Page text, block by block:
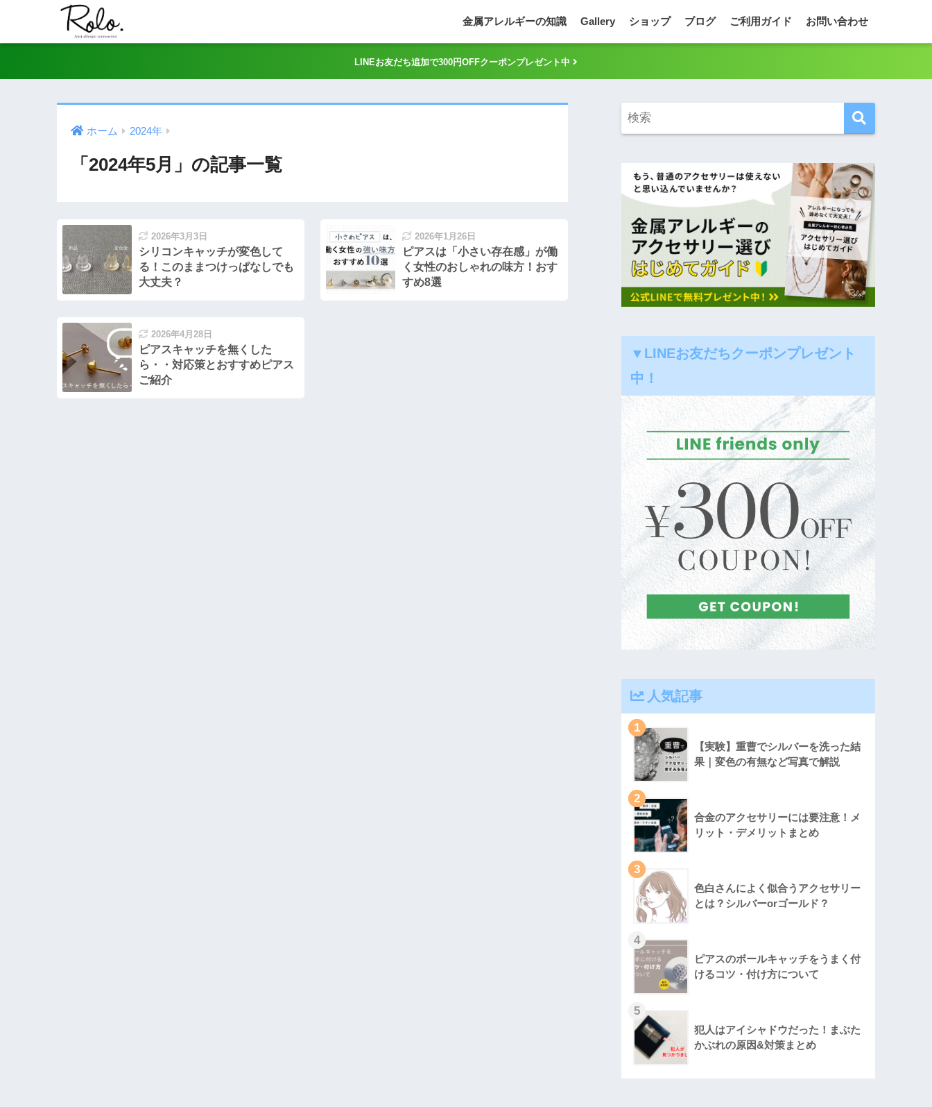
金属アレルギーの知識 Gallery ショップ ブログ ご利用ガイド お問い合わせ
LINEお友だち追加で300円OFFクーポンプレゼント中
ホーム 2024年
「2024年5月」の記事一覧
2026年3月3日
シリコンキャッチが変色して
る！このままつけっぱなしでも
大丈夫？
2026年1月26日
ピアスは「小さい存在感」が働
く女性のおしゃれの味方！おす
すめ8選
2026年4月28日
ピアスキャッチを無くした
ら・・対応策とおすすめピアス
ご紹介
▼LINEお友だちクーポンプレゼント
中！
人気記事
1
【実験】重曹でシルバーを洗った結
果｜変色の有無など写真で解説
2
合金のアクセサリーには要注意！メ
リット・デメリットまとめ
3
色白さんによく似合うアクセサリー
とは？シルバーorゴールド？
4
ピアスのボールキャッチをうまく付
けるコツ・付け方について
5
犯人はアイシャドウだった！まぶた
かぶれの原因&対策まとめ